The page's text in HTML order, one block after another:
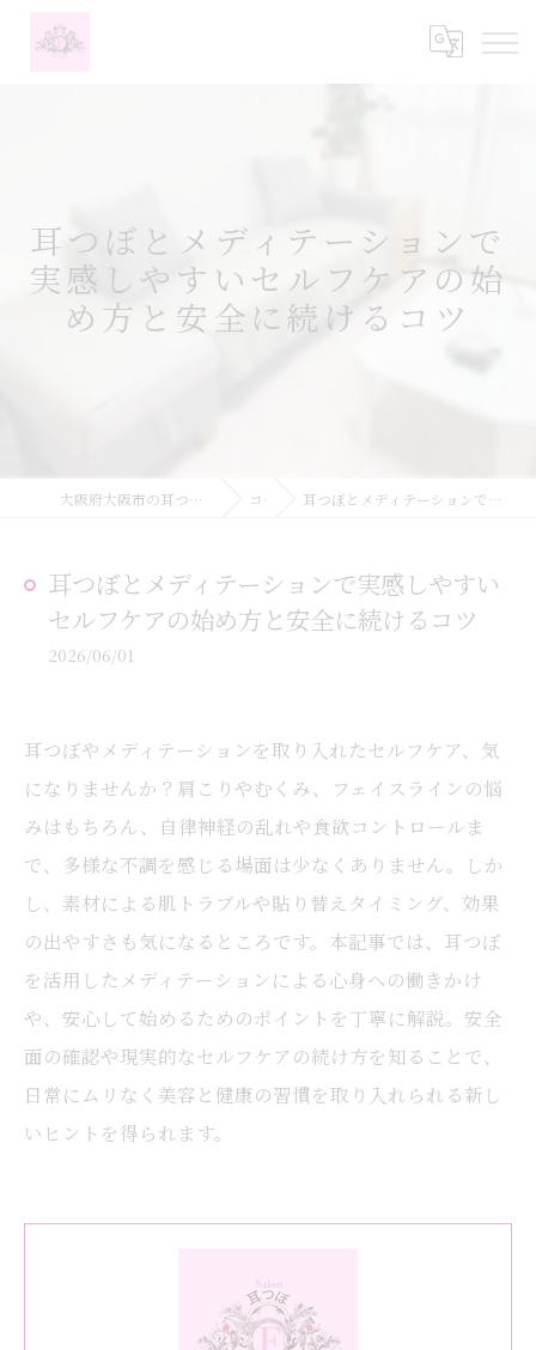
耳つぼとメディテーションで
実感しやすいセルフケアの始
め方と安全に続けるコツ
大阪府大阪市の耳つぼなら耳つぼダイエットサロンふーみん コラム 耳つぼとメディテーションで実感しやすいセルフケアの始め方と安全に続けるコツ
耳つぼとメディテーションで実感しやすい
セルフケアの始め方と安全に続けるコツ
2026/06/01
耳つぼやメディテーションを取り入れたセルフケア、気
になりませんか？肩こりやむくみ、フェイスラインの悩
みはもちろん、自律神経の乱れや食欲コントロールま
で、多様な不調を感じる場面は少なくありません。しか
し、素材による肌トラブルや貼り替えタイミング、効果
の出やすさも気になるところです。本記事では、耳つぼ
を活用したメディテーションによる心身への働きかけ
や、安心して始めるためのポイントを丁寧に解説。安全
面の確認や現実的なセルフケアの続け方を知ることで、
日常にムリなく美容と健康の習慣を取り入れられる新し
いヒントを得られます。